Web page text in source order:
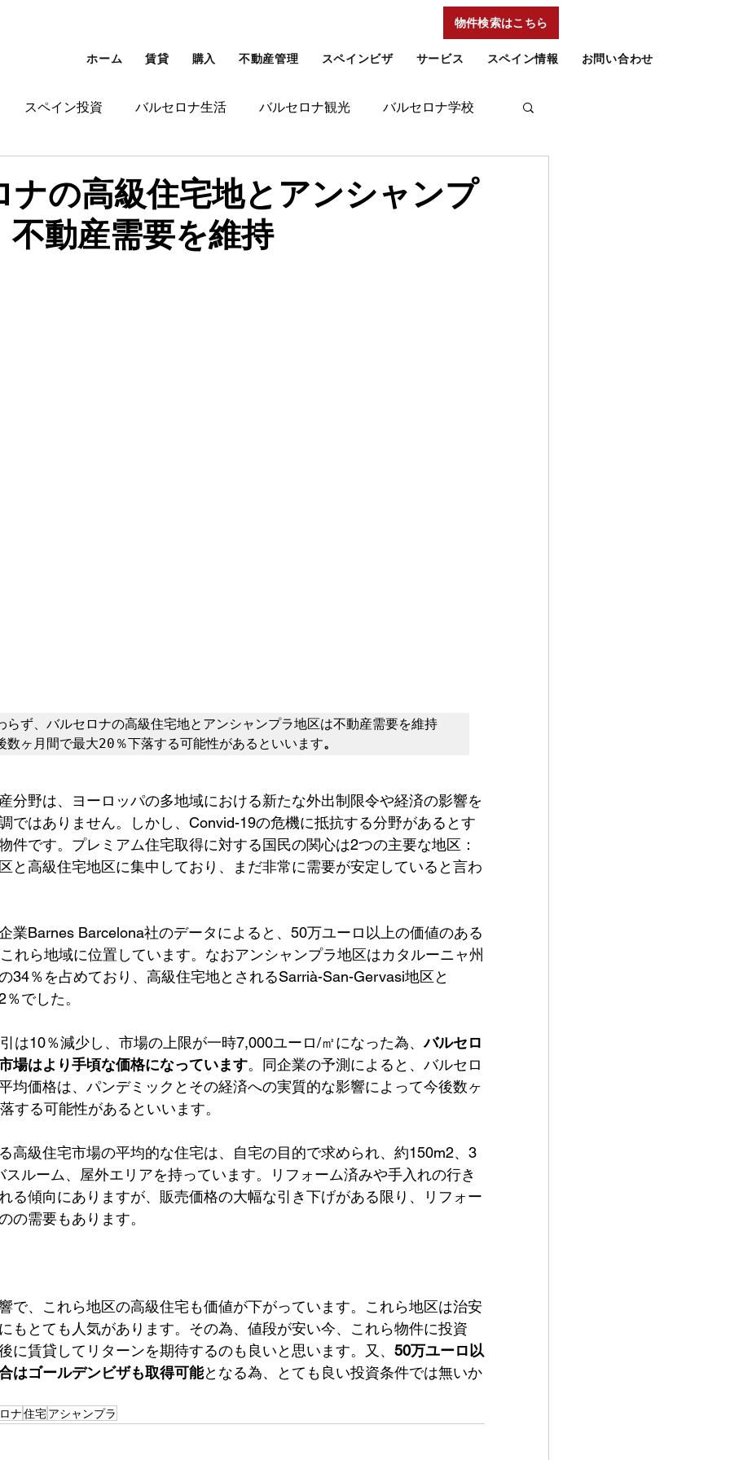
物件検索はこちら
ホーム 賃貸 購入 不動産管理 スペインビザ サービス スペイン情報 お問い合わせ
スペイン投資 バルセロナ生活 バルセロナ観光 バルセロナ学校
ゴールデンビザ
ナの高級住宅地とアンシャンプ
不動産需要を維持
らず、バルセロナの高級住宅地とアンシャンプラ地区は不動産需要を維持
数ヶ月間で最大20％下落する可能性があるといいます。
分野は、ヨーロッパの多地域における新たな外出制限令や経済の影響を
ではありません。しかし、Convid-19の危機に抵抗する分野があるとす
件です。プレミアム住宅取得に対する国民の関心は2つの主要な地区：
と高級住宅地区に集中しており、まだ非常に需要が安定していると言わ
業Barnes Barcelona社のデータによると、50万ユーロ以上の価値のある
れら地域に位置しています。なおアンシャンプラ地区はカタルーニャ州
34％を占めており、高級住宅地とされるSarrià-San-Gervasi地区と
でした。
は10％減少し、市場の上限が一時7,000ユーロ/㎡になった為、バルセロ
場はより手頃な価格になっています。同企業の予測によると、バルセロ
均価格は、パンデミックとその経済への実質的な影響によって今後数ヶ
する可能性があるといいます。
高級住宅市場の平均的な住宅は、自宅の目的で求められ、約150m2、3
スルーム、屋外エリアを持っています。リフォーム済みや手入れの行き
る傾向にありますが、販売価格の大幅な引き下げがある限り、リフォー
の需要もあります。
で、これら地区の高級住宅も価値が下がっています。これら地区は治安
もとても人気があります。その為、値段が安い今、これら物件に投資
に賃貸してリターンを期待するのも良いと思います。又、 50万ユーロ以
はゴールデンビザも取得可能となる為、とても良い投資条件では無いか
ナ住宅アシャンプラ